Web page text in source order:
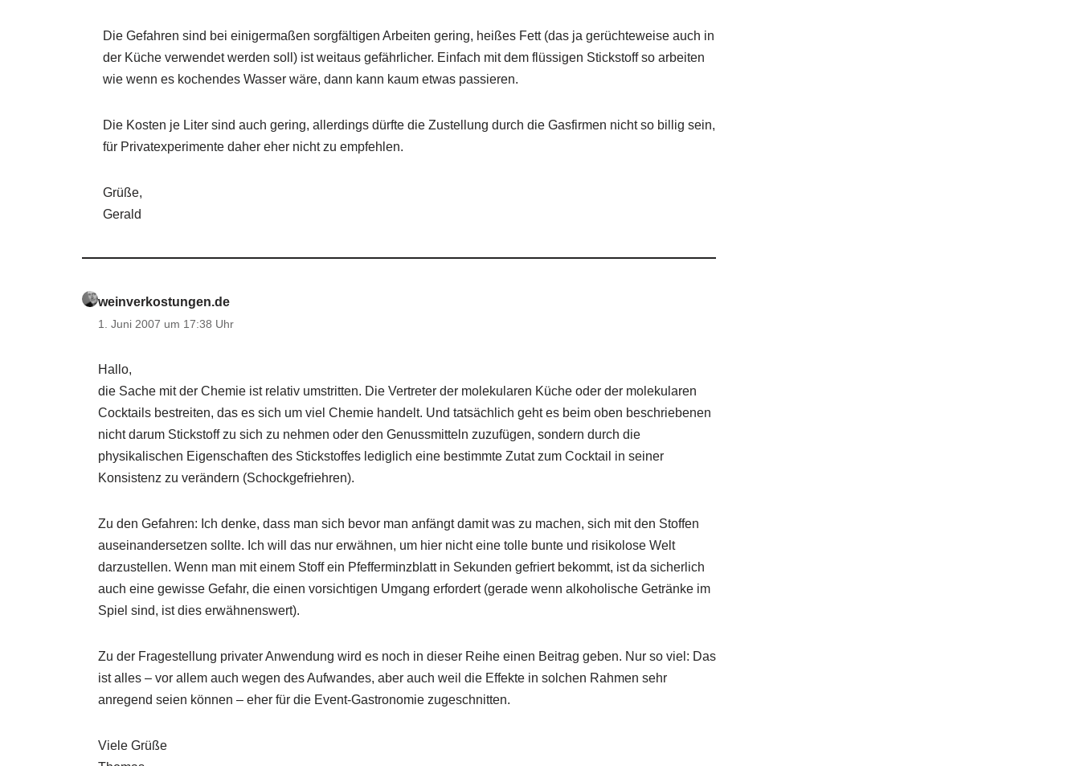
Die Gefahren sind bei einigermaßen sorgfältigen Arbeiten gering, heißes Fett (das ja gerüchteweise auch in
der Küche verwendet werden soll) ist weitaus gefährlicher. Einfach mit dem flüssigen Stickstoff so arbeiten
wie wenn es kochendes Wasser wäre, dann kann kaum etwas passieren.
Die Kosten je Liter sind auch gering, allerdings dürfte die Zustellung durch die Gasfirmen nicht so billig sein,
für Privatexperimente daher eher nicht zu empfehlen.
Grüße,
Gerald
weinverkostungen.de
1. Juni 2007 um 17:38 Uhr
Hallo,
die Sache mit der Chemie ist relativ umstritten. Die Vertreter der molekularen Küche oder der molekularen
Cocktails bestreiten, das es sich um viel Chemie handelt. Und tatsächlich geht es beim oben beschriebenen
nicht darum Stickstoff zu sich zu nehmen oder den Genussmitteln zuzufügen, sondern durch die
physikalischen Eigenschaften des Stickstoffes lediglich eine bestimmte Zutat zum Cocktail in seiner
Konsistenz zu verändern (Schockgefriehren).
Zu den Gefahren: Ich denke, dass man sich bevor man anfängt damit was zu machen, sich mit den Stoffen
auseinandersetzen sollte. Ich will das nur erwähnen, um hier nicht eine tolle bunte und risikolose Welt
darzustellen. Wenn man mit einem Stoff ein Pfefferminzblatt in Sekunden gefriert bekommt, ist da sicherlich
auch eine gewisse Gefahr, die einen vorsichtigen Umgang erfordert (gerade wenn alkoholische Getränke im
Spiel sind, ist dies erwähnenswert).
Zu der Fragestellung privater Anwendung wird es noch in dieser Reihe einen Beitrag geben. Nur so viel: Das
ist alles – vor allem auch wegen des Aufwandes, aber auch weil die Effekte in solchen Rahmen sehr
anregend seien können – eher für die Event-Gastronomie zugeschnitten.
Viele Grüße